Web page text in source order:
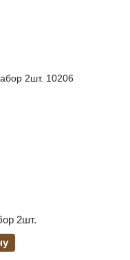
2шт.